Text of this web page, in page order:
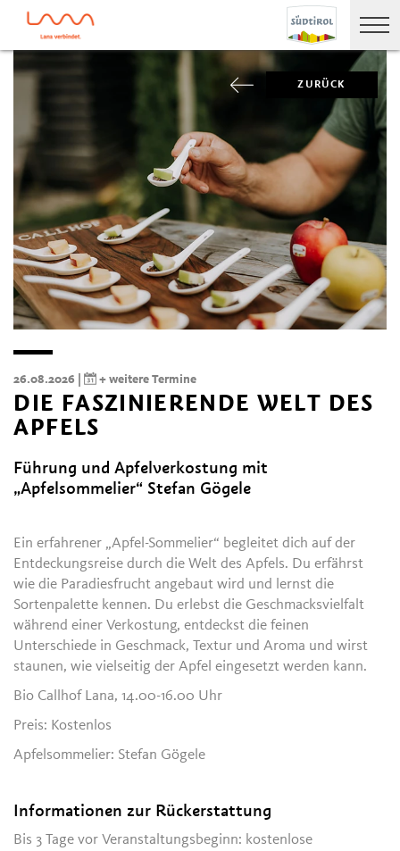
ZURÜCK
26.08.2026 | + weitere Termine
DIE FASZINIERENDE WELT DES
APFELS
Führung und Apfelverkostung mit
„Apfelsommelier“ Stefan Gögele
Ein erfahrener „Apfel-Sommelier“ begleitet dich auf der
Entdeckungsreise durch die Welt des Apfels. Du erfährst
wie die Paradiesfrucht angebaut wird und lernst die
Sortenpalette kennen. Du erlebst die Geschmacksvielfalt
während einer Verkostung, entdeckst die feinen
Unterschiede in Geschmack, Textur und Aroma und wirst
staunen, wie vielseitig der Apfel eingesetzt werden kann.
Bio Callhof Lana, 14.00-16.00 Uhr
Preis: Kostenlos
Apfelsommelier: Stefan Gögele
Informationen zur Rückerstattung
Bis 3 Tage vor Veranstaltungsbeginn: kostenlose